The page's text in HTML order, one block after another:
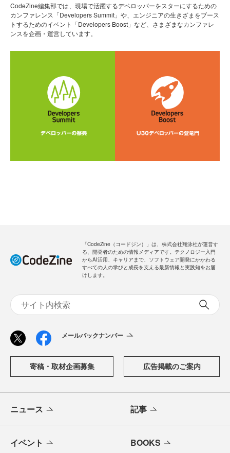
CodeZine編集部では、現場で活躍するデベロッパーをスターにするための
カンファレンス「Developers Summit」や、エンジニアの生きざまをブース
トするためのイベント「Developers Boost」など、さまざまなカンファレ
ンスを企画・運営しています。
「CodeZine（コードジン）」は、株式会社翔泳社が運営す
る、開発者のための情報メディアです。テクノロジー入門
からAI活用、キャリアまで、ソフトウェア開発にかかわる
すべての人の学びと成長を支える最新情報と実践知をお届
けします。
メールバックナンバー
寄稿・取材企画募集 広告掲載のご案内
ニュース 記事
イベント BOOKS